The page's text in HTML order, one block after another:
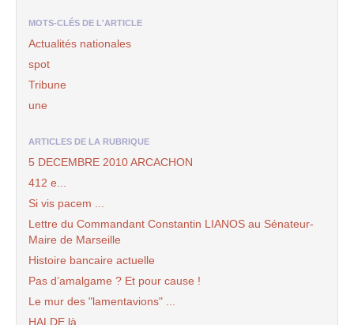
MOTS-CLÉS DE L'ARTICLE
Actualités nationales
spot
Tribune
une
ARTICLES DE LA RUBRIQUE
5 DECEMBRE 2010 ARCACHON
412 e...
Si vis pacem ...
Lettre du Commandant Constantin LIANOS au Sénateur-
Maire de Marseille
Histoire bancaire actuelle
Pas d’amalgame ? Et pour cause !
Le mur des "lamentavions" ...
HALDE là